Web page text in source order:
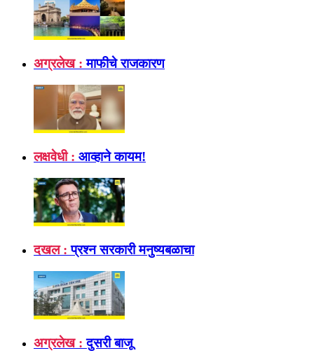
अग्रलेख : माफीचे राजकारण
लक्षवेधी : आव्हाने कायम!
दखल : प्रश्न सरकारी मनुष्यबळाचा
अग्रलेख : दुसरी बाजू